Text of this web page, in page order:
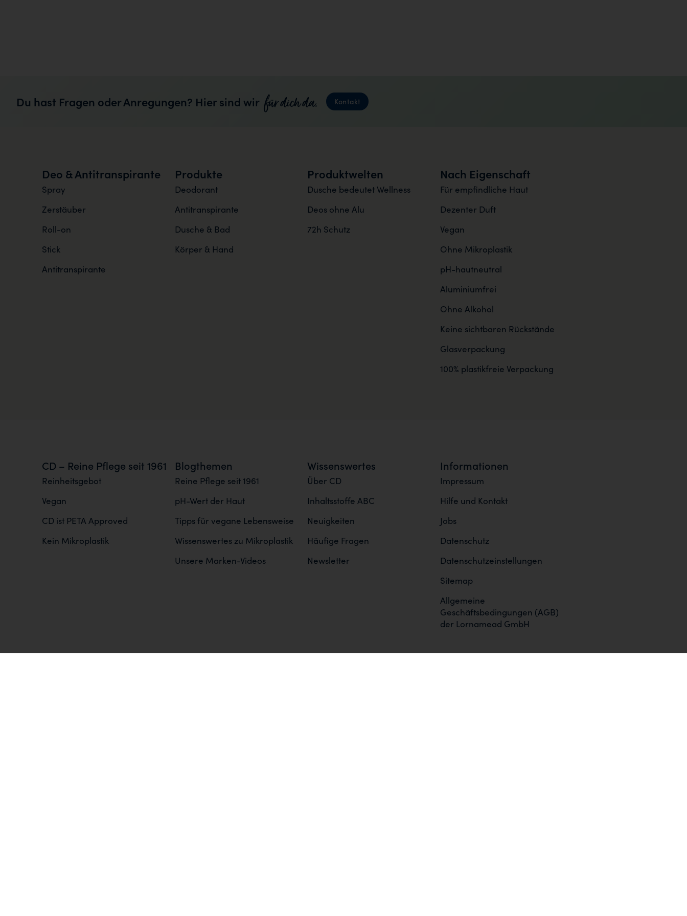
Du hast Fragen oder Anregungen? Hier sind wir für dich da. Kontakt
Deo & Antitranspirante
Spray
Zerstäuber
Roll-on
Stick
Antitranspirante
Produkte
Deodorant
Antitranspirante
Dusche & Bad
Körper & Hand
Produktwelten
Dusche bedeutet Wellness
Deos ohne Alu
72h Schutz
Nach Eigenschaft
Für empfindliche Haut
Dezenter Duft
Vegan
Ohne Mikroplastik
pH-hautneutral
Aluminiumfrei
Ohne Alkohol
Keine sichtbaren Rückstände
Glasverpackung
100% plastikfreie Verpackung
CD – Reine Pflege seit 1961
Reinheitsgebot
Vegan
CD ist PETA Approved
Kein Mikroplastik
Blogthemen
Reine Pflege seit 1961
pH-Wert der Haut
Tipps für vegane Lebensweise
Wissenswertes zu Mikroplastik
Unsere Marken-Videos
Wissenswertes
Über CD
Inhaltsstoffe ABC
Neuigkeiten
Häufige Fragen
Newsletter
Informationen
Impressum
Hilfe und Kontakt
Jobs
Datenschutz
Datenschutzeinstellungen
Sitemap
Allgemeine
Geschäftsbedingungen (AGB)
der Lornamead GmbH